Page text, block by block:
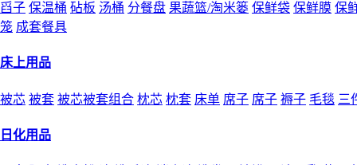
舀子 保温桶 砧板 汤桶 分餐盘 果蔬篮/淘米篓 保鲜袋 保鲜膜 保
笼 成套餐具
床上用品
被芯 被套 被芯被套组合 枕芯 枕套 床单 席子 席子 褥子 毛毯 三
日化用品